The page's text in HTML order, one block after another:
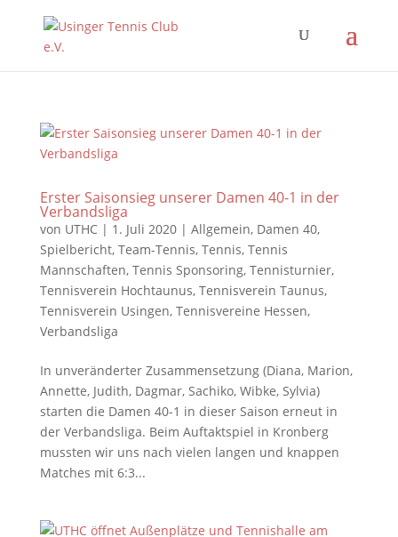
Erster Saisonsieg unserer Damen 40-1 in der
Verbandsliga
von UTHC| 1. Juli 2020| Allgemein, Damen 40,
Spielbericht, Team-Tennis, Tennis, Tennis
Mannschaften, Tennis Sponsoring, Tennisturnier,
Tennisverein Hochtaunus, Tennisverein Taunus,
Tennisverein Usingen, Tennisvereine Hessen,
Verbandsliga
In unveränderter Zusammensetzung (Diana, Marion,
Annette, Judith, Dagmar, Sachiko, Wibke, Sylvia)
starten die Damen 40-1 in dieser Saison erneut in
der Verbandsliga. Beim Auftaktspiel in Kronberg
mussten wir uns nach vielen langen und knappen
Matches mit 6:3...